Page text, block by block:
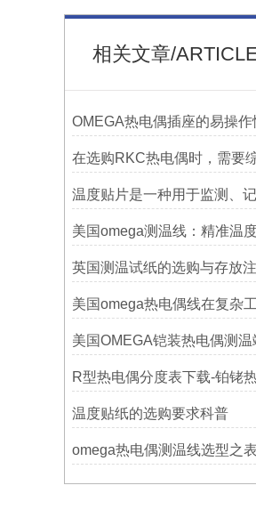
相关文章/
温度贴纸的选购要求科普